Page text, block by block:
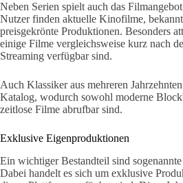
Neben Serien spielt auch das
Nutzer finden aktuelle Kinofilme,
preisgekrönte Produktionen. Besonders
einige Filme vergleichsweise kurz nach
Streaming verfügbar sind.
Auch Klassiker aus mehreren
Katalog, wodurch sowohl moderne
zeitlose Filme abrufbar sind.
Exklusive Eigenproduktionen
Ein wichtiger Bestandteil sind
Dabei handelt es sich um exklusive